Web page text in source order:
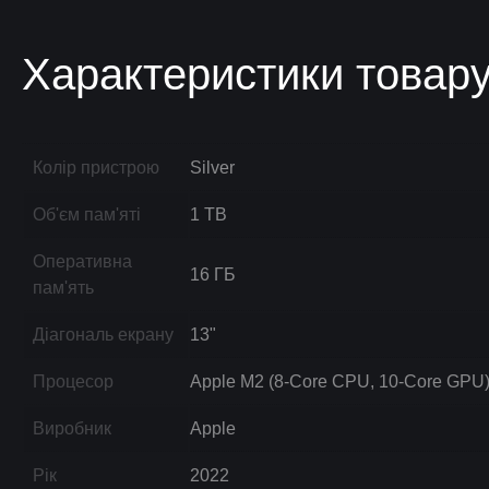
Характеристики
Колір пристрою Silver
Об'єм пам'яті 1 TB
Оперативна
пам'ять
16 ГБ
Діагональ екрану 13"
Процесор Apple M2 (8-Core CPU, 10-Core GPU)
Виробник Apple
Рік 2022